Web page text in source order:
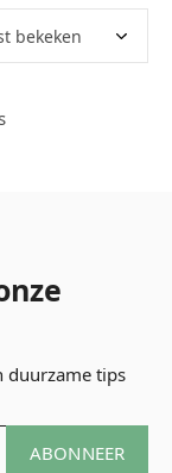
duurzame tips
ABONNEER